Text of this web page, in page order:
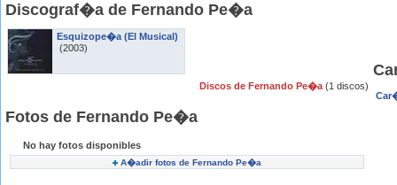
Discograf�a de Fernando Pe�a
Esquizope�a (El Musical)
(2003)
Discos de Fernando Pe�a (1 discos)
Fotos de Fernando Pe�a
No hay fotos disponibles
A�adir fotos de Fernando Pe�a